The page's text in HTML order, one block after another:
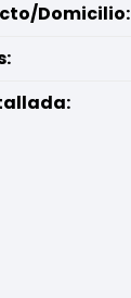
Domicilio: